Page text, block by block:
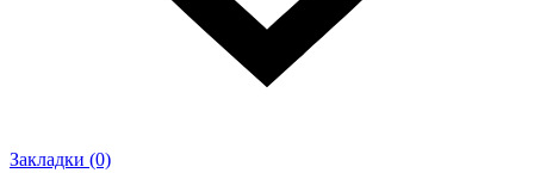
Закладки (0)